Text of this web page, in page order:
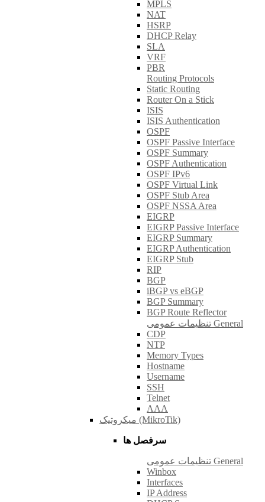
MPLS
NAT
HSRP
DHCP Relay
SLA
VRF
PBR
Routing Protocols
Static Routing
Router On a Stick
ISIS
ISIS Authentication
OSPF
OSPF Passive Interface
OSPF Summary
OSPF Authentication
OSPF IPv6
OSPF Virtual Link
OSPF Stub Area
OSPF NSSA Area
EIGRP
EIGRP Passive Interface
EIGRP Summary
EIGRP Authentication
EIGRP Stub
RIP
BGP
iBGP vs eBGP
BGP Summary
BGP Route Reflector
تنظیمات عمومی General
CDP
NTP
Memory Types
Hostname
Username
SSH
Telnet
AAA
میکروتیک (MikroTik)
سرفصل ها
تنظیمات عمومی General
Winbox
Interfaces
IP Address